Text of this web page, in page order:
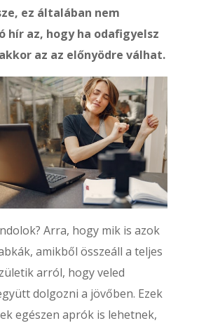
ez általában nem
hír az, hogy ha odafigyelsz
az az előnyödre válhat.
Arra, hogy mik is azok
amikből összeáll a teljes
arról, hogy veled
dolgozni a jövőben. Ezek
egészen aprók is lehetnek,